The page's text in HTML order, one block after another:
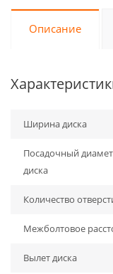
Описание
Ширина диска
Посадочный
диска
Количество
Межболтовое
Вылет диска